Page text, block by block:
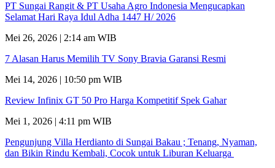
PT Sungai Rangit & PT Usaha Agro Indonesia Mengucapkan
Selamat Hari Raya Idul Adha 1447 H/ 2026
Mei 26, 2026 | 2:14 am WIB
7 Alasan Harus Memilih TV Sony Bravia Garansi Resmi
Mei 14, 2026 | 10:50 pm WIB
Review Infinix GT 50 Pro Harga Kompetitif Spek Gahar
Mei 1, 2026 | 4:11 pm WIB
Pengunjung Villa Herdianto di Sungai Bakau ; Tenang, Nyaman,
dan Bikin Rindu Kembali, Cocok untuk Liburan Keluarga